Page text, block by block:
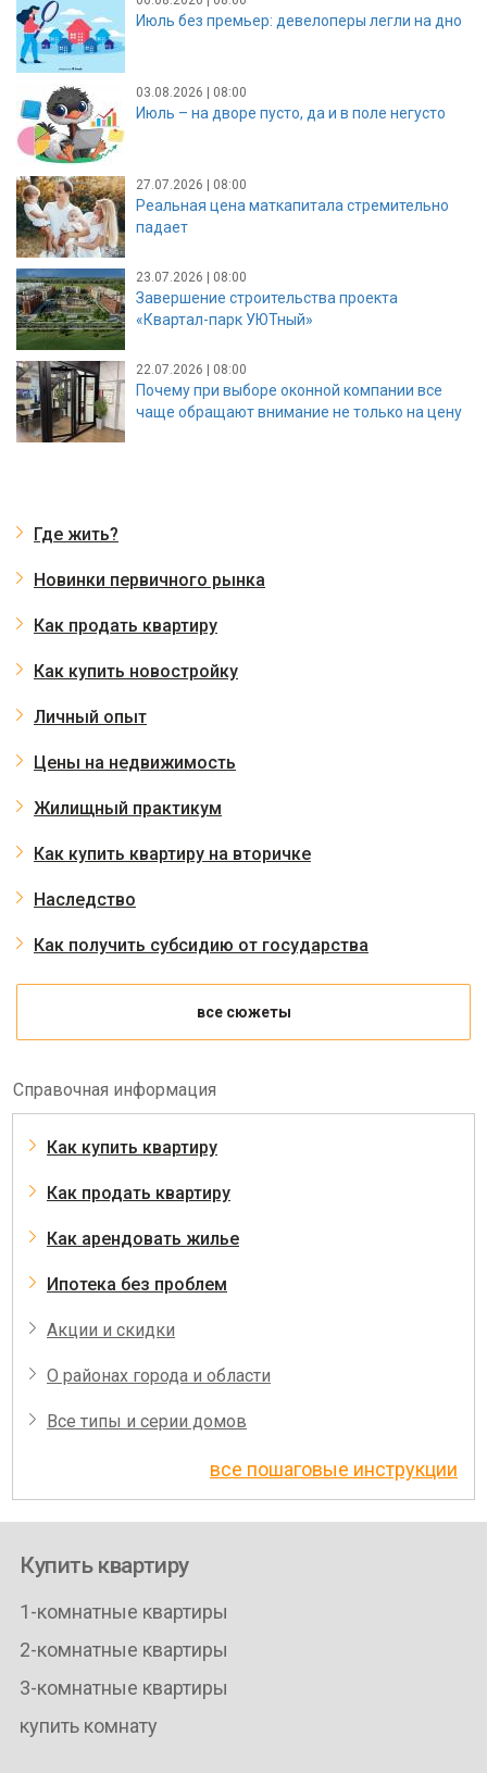
Июль без премьер: девелоперы легли на дно
03.08.2026 | 08:00
Июль – на дворе пусто, да и в поле негусто
27.07.2026 | 08:00
Реальная цена маткапитала стремительно
падает
23.07.2026 | 08:00
Завершение строительства проекта
«Квартал-парк УЮТный»
22.07.2026 | 08:00
Почему при выборе оконной компании все
чаще обращают внимание не только на цену
Где жить?
Новинки первичного рынка
Как продать квартиру
Как купить новостройку
Личный опыт
Цены на недвижимость
Жилищный практикум
Как купить квартиру на вторичке
Наследство
Как получить субсидию от государства
все сюжеты
Справочная информация
Как купить квартиру
Как продать квартиру
Как арендовать жилье
Ипотека без проблем
Акции и скидки
О районах города и области
Все типы и серии домов
все пошаговые инструкции
Купить квартиру
1-комнатные квартиры
2-комнатные квартиры
3-комнатные квартиры
купить комнату